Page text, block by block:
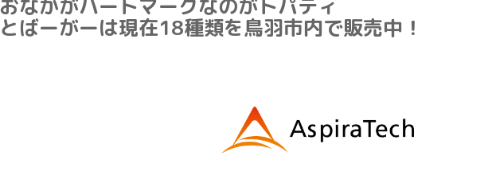
おなかがハートマークなのがトパティ
とばーがーは現在18種類を鳥羽市内で販売中！